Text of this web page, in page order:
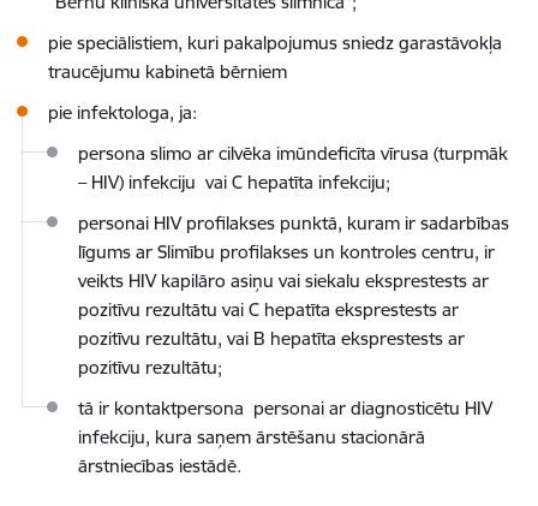
pie speciālistiem, kuri pakalpojumus sniedz garastāvokļa
traucējumu kabinetā bērniem
pie infektologa, ja:
persona slimo ar cilvēka imūndeficīta vīrusa (turpmāk
– HIV) infekciju vai C hepatīta infekciju;
personai HIV profilakses punktā, kuram ir sadarbības
līgums ar Slimību profilakses un kontroles centru, ir
veikts HIV kapilāro asiņu vai siekalu eksprestests ar
pozitīvu rezultātu vai C hepatīta eksprestests ar
pozitīvu rezultātu, vai B hepatīta eksprestests ar
pozitīvu rezultātu;
tā ir kontaktpersona personai ar diagnosticētu HIV
infekciju, kura saņem ārstēšanu stacionārā
ārstniecības iestādē.